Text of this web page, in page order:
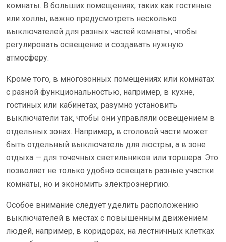
комнаты. В больших помещениях, таких как гостиные
или холлы, важно предусмотреть несколько
выключателей для разных частей комнаты, чтобы
регулировать освещение и создавать нужную
атмосферу.
Кроме того, в многозонных помещениях или комнатах
с разной функциональностью, например, в кухне,
гостиных или кабинетах, разумно установить
выключатели так, чтобы они управляли освещением в
отдельных зонах. Например, в столовой части может
быть отдельный выключатель для люстры, а в зоне
отдыха — для точечных светильников или торшера. Это
позволяет не только удобно освещать разные участки
комнаты, но и экономить электроэнергию.
Особое внимание следует уделить расположению
выключателей в местах с повышенным движением
людей, например, в коридорах, на лестничных клетках